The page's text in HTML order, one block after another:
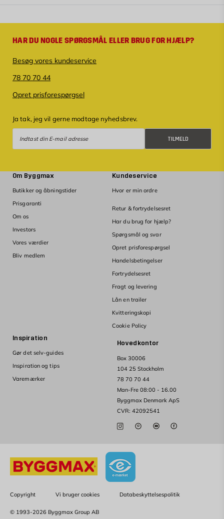
HAR DU NOGLE SPØRGSMÅL ELLER BRUG FOR HJÆLP?
Besøg vores kundeservice
78 70 70 44
Opret prisforespørgsel
Ja tak, jeg vil gerne modtage nyhedsbrev.
TILMELD
Hovedkontor
Box 30006
104 25 Stockholm
78 70 70 44
Man-Fre 08:00 - 16.00
Byggmax Denmark ApS
CVR: 42092541
Om Byggmax
Butikker og åbningstider
Prisgaranti
Om os
Investors
Vores værdier
Bliv medlem
Kundeservice
Hvor er min ordre
Retur & fortrydelsesret
Har du brug for hjælp?
Spørgsmål og svar
Opret prisforespørgsel
Handelsbetingelser
Fortrydelsesret
Fragt og levering
Lån en trailer
Kvitteringskopi
Cookie Policy
Inspiration
Gør det selv-guides
Inspiration og tips
Varemærker
Copyright Vi bruger cookies Databeskyttelsespolitik
© 1993-2026 Byggmax Group AB